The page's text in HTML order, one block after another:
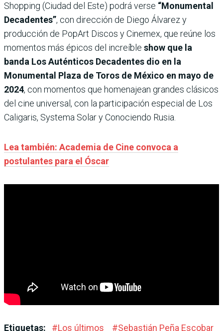
Shopping (Ciudad del Este) podrá verse “Monumental
Decadentes”, con dirección de Diego Álvarez y
producción de PopArt Discos y Cinemex, que reúne los
momentos más épicos del increíble show que la
banda Los Auténticos Decadentes dio en la
Monumental Plaza de Toros de México en mayo de
2024, con momentos que homenajean grandes clásicos
del cine universal, con la participación especial de Los
Caligaris, Systema Solar y Conociendo Rusia.
Lea también: Academia de Cine convoca a
postulantes para el Óscar
Etiquetas: #Los últimos #Sebastián Peña Escobar